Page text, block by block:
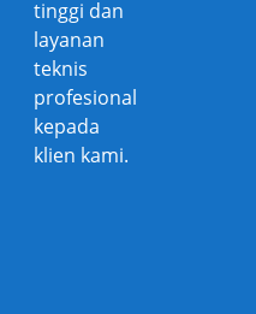
tinggi dan
layanan
teknis
profesional
kepada
klien kami.